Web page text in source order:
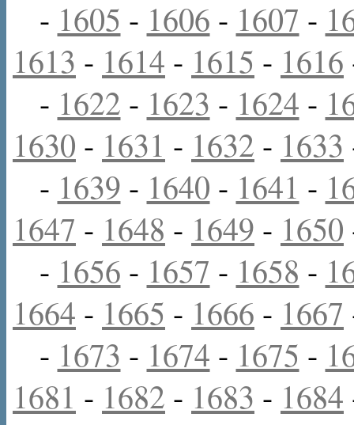
- 1605 - 1606 - 1607 -
1613 - 1614 - 1615 - 1616
- 1622 - 1623 - 1624 -
1630 - 1631 - 1632 - 1633
- 1639 - 1640 - 1641 -
1647 - 1648 - 1649 - 1650
- 1656 - 1657 - 1658 -
1664 - 1665 - 1666 - 1667
- 1673 - 1674 - 1675 -
1681 - 1682 - 1683 - 1684